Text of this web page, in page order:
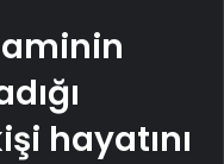
hayatını